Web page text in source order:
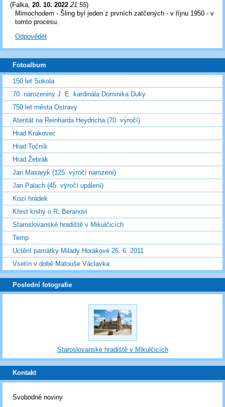
(Falka 20. 10. 2022 21:55)
Mimochodem - Šling byl jeden z prvních zatčených - v říjnu 1950 - v
tomto procesu.
Odpovědět
Fotoalbum
150 let Sokola
70. narozeniny J. E. kardinála Dominika Duky
750 let města Ostravy
Atentát na Reinharda Heydricha (70. výročí)
Hrad Krakovec
Hrad Točník
Hrad Žebrák
Jan Masaryk (125. výročí narození)
Jan Palach (45. výročí upálení)
Kozí hrádek
Křest knihy o R. Beranovi
Staroslovanské hradiště v Mikulčicích
Temp
Uctění památky Milady Horákové 26. 6. 2011
Vsetín v době Matouše Václavka
Poslední fotografie
Staroslovanské hradiště v Mikulčicích
Kontakt
Svobodné noviny